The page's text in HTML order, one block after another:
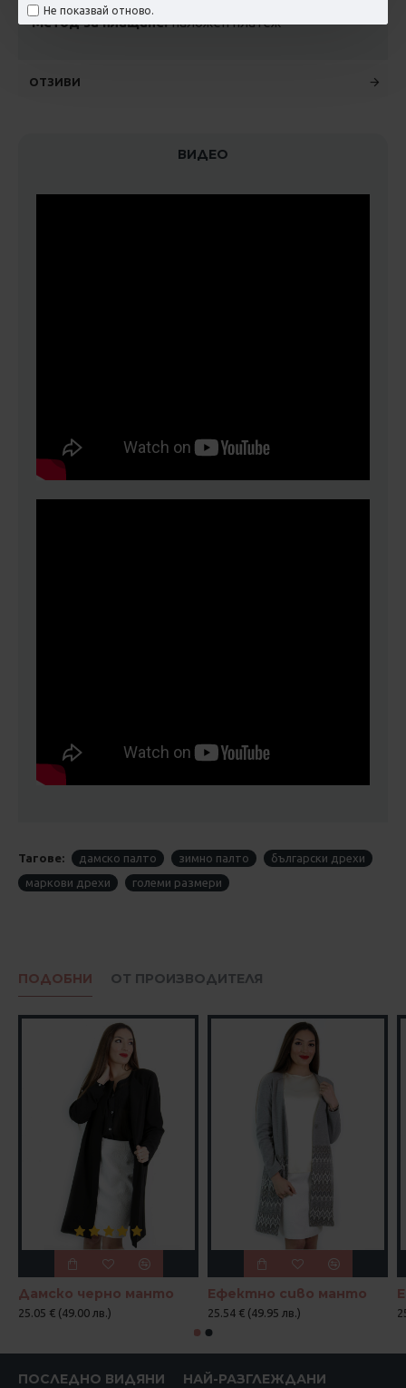
Не показвай отново.
Метод за плащане:наложен платеж
ОТЗИВИ
ВИДЕО
Тагове: дамско палто зимно палто
български дрехи
маркови дрехи
големи размери
ПОДОБНИ ОТ ПРОИЗВОДИТЕЛЯ
Дамско черно манто
25.05 € (49.00 лв.)
Ефектно сиво манто
25.54 € (49.95 лв.)
ПОСЛЕДНО ВИДЯНИ НАЙ-РАЗГЛЕЖДАНИ